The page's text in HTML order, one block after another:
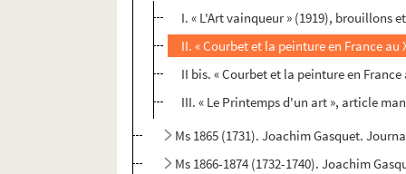
I. « L'Art vainqueur » (1919), brouillons
II. « Courbet et la peinture en France au
II bis. « Courbet et la peinture en France
III. « Le Printemps d'un art », article
Ms 1865 (1731). Joachim Gasquet.
Ms 1866-1874 (1732-1740). Joachim